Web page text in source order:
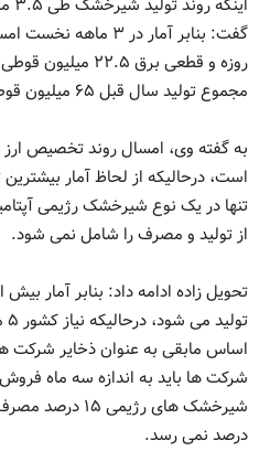
روزه و قطعی برق
مجموع تولید سال قبل ۶۵ میلیون قوطی بود.
به گفته وی، امسال روند تخصیص
است، درحالیکه از لحاظ آمار
تنها در یک نوع شیرخشک رژیمی
از تولید و مصرف را شامل نمی شود.
اساس مابقی به عنوان ذخایر شرکت
شرکت ها باید به اندازه سه ماه
شیرخشک های
درصد نمی رسد.